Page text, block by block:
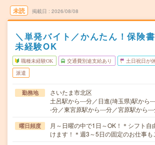
未読 掲載日 2026/08/08
＼単発バイト／かんたん！保険
未経験OK
職種未経験OK 交通費別途支給あり 土日祝日が
派遣
勤務地
さいたま市北区
土呂駅から---分／日進(埼玉県)駅から
-分／東宮原駅から---分／宮原駅から
曜日頻度
月～日曜の中で1日～OK！＊シフト自
けます！＊週3～5日の固定のお仕事も